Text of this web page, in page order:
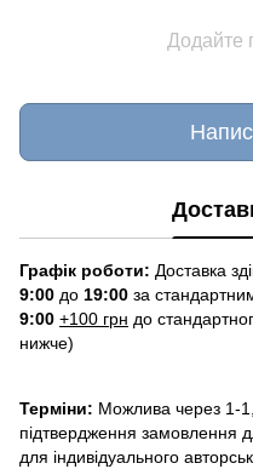
Додайте
Графік роботи: Доставка
9:00 до 19:00 за
9:00 +100 грн до
нижче)
Терміни: Можлива через 1-
підтвердження замовлення
для індивідуального